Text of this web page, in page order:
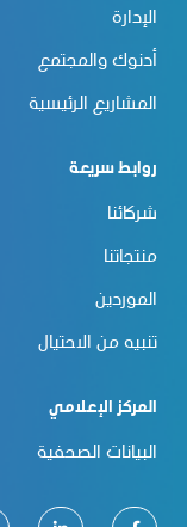
الإدارة
أدنوك والمجتمع
المشاريع الرئيسية
روابط سريعة
شركائنا
منتجاتنا
الموردين
تنبيه من الاحتيال
المركز الإعلامي
البيانات الصحفية